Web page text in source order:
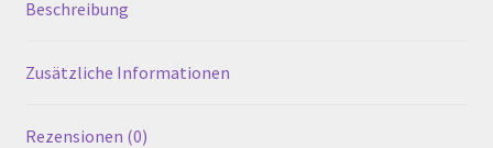
Zahlungsarten
Beschreibung
Zusätzliche Informationen
Rezensionen (0)